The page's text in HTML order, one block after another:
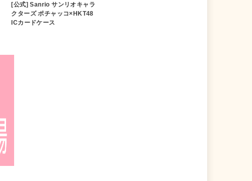
[公式] Sanrio サンリオキャラ
クターズ ポチャッコ×HKT48
ICカードケース